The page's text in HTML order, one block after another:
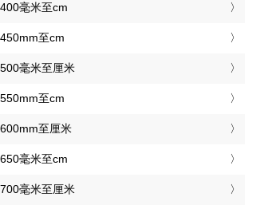
毫米至cm
至cm
毫米至厘米
至cm
至厘米
毫米至cm
毫米至厘米